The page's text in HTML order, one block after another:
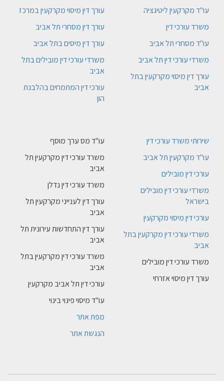
עו"ד מקרקעין ליטיגציה
משרד עורכי דין
עו"ד מסחרי תל אביב
משרדי עורכי דין תל אביב
עורך דין מיסוי מקרקעין בתל
אביב
עורך דין מיסוי מקרקעין במרכז
עורך דין מסחרי תל אביב
עורך דין מיסים בתל אביב
משרדי עורכי דין מובילים בתל
אביב
עורכי דין המתמחים בהלבנת
הון
שירותי משרד עורכי דין
עו"ד מקרקעין תל אביב
עורכי דין מובילים
משרדי עורכי דין מובילים
בישראל
עורכי דין מיסוי מקרקעין
משרדי עורכי דין מקרקעין בתל
אביב
משרד עורכי דין מובילים
עורך דין מיסוי אזרחי
עו"ד מס ערך מוסף
משרד עורכי דין מקרקעין תל
אביב
משרד עורכי דין נדלן
עורך דין לענייני מקרקעין תל
אביב
עורך דין התחדשות עירונית תל
אביב
משרד עורכי דין מקרקעין בתל
אביב
עורכי דין תל אביב מקרקעין
עו"ד מיסוי פינוי בינוי
מפת אתר
הנגשת אתר